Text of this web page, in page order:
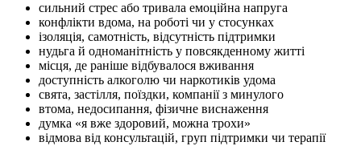
сильний стрес або тривала емоційна напруга
конфлікти вдома, на роботі чи у стосунках
ізоляція, самотність, відсутність підтримки
нудьга й одноманітність у повсякденному житті
місця, де раніше відбувалося вживання
доступність алкоголю чи наркотиків удома
свята, застілля, поїздки, компанії з минулого
втома, недосипання, фізичне виснаження
думка «я вже здоровий, можна трохи»
відмова від консультацій, груп підтримки чи терапії